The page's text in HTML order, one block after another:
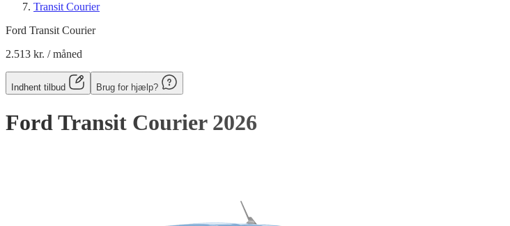
Transit Courier
Ford Transit Courier
2.513 kr. / måned
Indhent tilbud Brug for hjælp?
Ford Transit Courier 2026